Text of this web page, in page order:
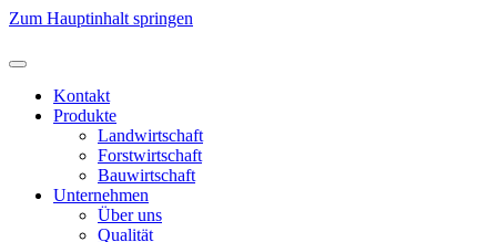
Zum Hauptinhalt springen
Kontakt
Produkte
Landwirtschaft
Forstwirtschaft
Bauwirtschaft
Unternehmen
Über uns
Qualität